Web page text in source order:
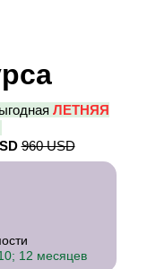
12 месяцев
ЛЕТНЯЯ
960 USD